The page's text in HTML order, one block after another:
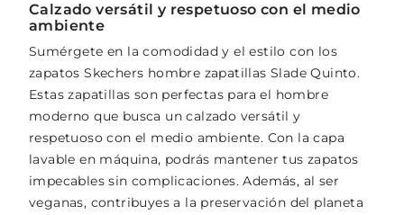
Calzado versátil y respetuoso con el medio
ambiente
Sumérgete en la comodidad y el estilo con los
zapatos Skechers hombre zapatillas Slade Quinto.
Estas zapatillas son perfectas para el hombre
moderno que busca un calzado versátil y
respetuoso con el medio ambiente. Con la capa
lavable en máquina, podrás mantener tus zapatos
impecables sin complicaciones. Además, al ser
veganas, contribuyes a la preservación del planeta